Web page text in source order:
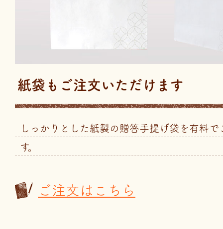
紙袋もご注文いただけます
しっかりとした紙製の贈答手提げ袋を有料で
す。
ご注文はこちら